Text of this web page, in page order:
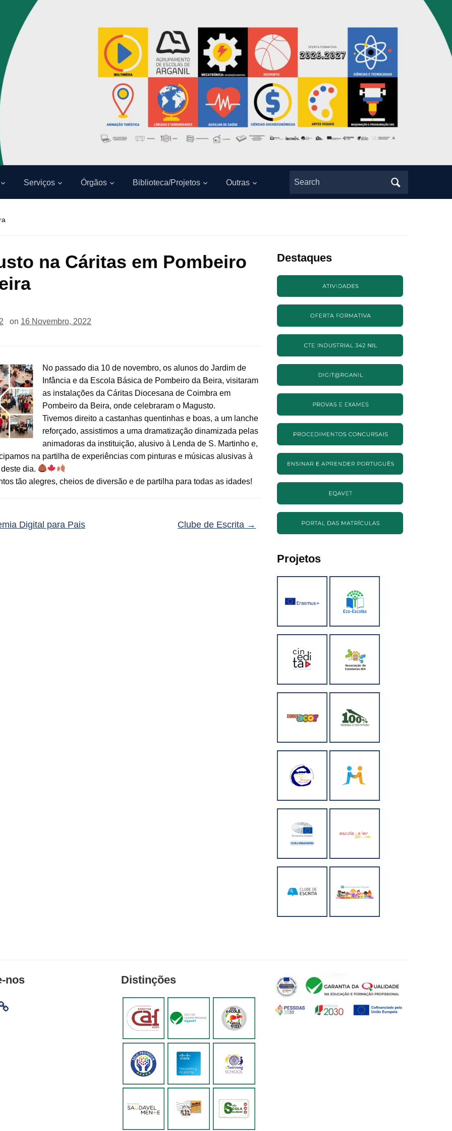
Serviços Órgãos Biblioteca/Projetos Outras
Search
for:
na Cáritas em Pombeiro
on 16 Novembro, 2022
No passado dia 10 de novembro, os alunos do Jardim de
Infância e da Escola Básica de Pombeiro da Beira, visitaram
as instalações da Cáritas Diocesana de Coimbra em
Pombeiro da Beira, onde celebraram o Magusto.
Tivemos direito a castanhas quentinhas e boas, a um lanche
reforçado, assistimos a uma dramatização dinamizada pelas
animadoras da instituição, alusivo à Lenda de S. Martinho e,
na partilha de experiências com pinturas e músicas alusivas à
dia.
tão alegres, cheios de diversão e de partilha para todas as idades!
Digital para Pais Clube de Escrita →
Destaques
Projetos
nos Distinções